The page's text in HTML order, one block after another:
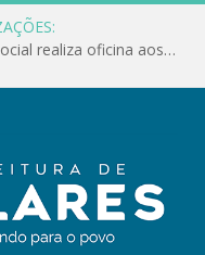
Conselho Municipal de Assistência Social realiza oficina aos servidores